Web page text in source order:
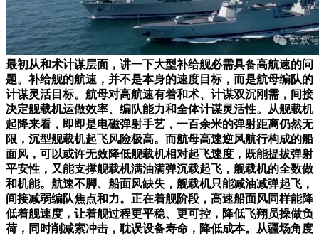
最初从和术计谋层面，讲一下大型补给舰必需具备高航速的问
题。补给舰的航速，并不是本身的速度目标，而是航母编队的
计谋灵活目标。航母对高航速有着和术、计谋双沉刚需，间接
决定舰载机运做效率、编队能力和全体计谋灵活性。从舰载机
起降来看，即即是电磁弹射手艺，一百余米的弹射距离仍然无
限，沉型舰载机起飞风险极高。而航母高速逆风航行构成的船
面风，可以或许无效降低舰载机相对起飞速度，既能提拔弹射
平安性，又能支撑舰载机满油满弹沉载起飞，舰载机的全数做
和机能。航速不脚、船面风缺失，舰载机只能减油减弹起飞，
间接减弱编队焦点和力。正在着舰阶段，高速船面风同样能降
低着舰速度，让着舰过程更平稳、更可控，降低飞翔员操做负
荷，同时削减索冲击，耽误设备寿命，降低成本。从疆场角度